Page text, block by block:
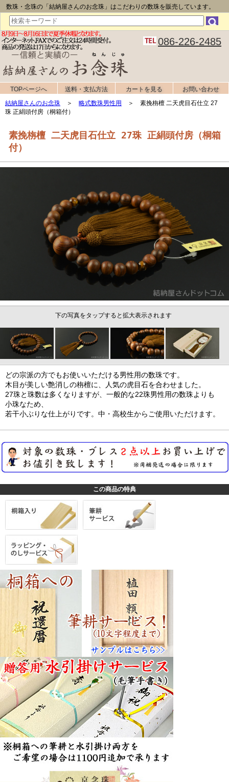
数珠・念珠の「結納屋さんのお念珠」はこだわりの数珠を販売しています。
086-226-2485
TOPページへ 送料・支払方法 カートを見る
お問い合わせ
結納屋さんのお念珠 ＞ 略式数珠男性用
＞ 素挽栴檀 二天虎目石仕立 27
珠 正絹頭付房（桐箱付）
素挽栴檀 二天虎目石仕立 27珠 正絹頭付房（桐箱
付）
下の写真をタップすると拡大表示されます
どの宗派の方でもお使いいただける男性用の数珠です。
木目が美しい艶消しの栴檀に、人気の虎目石を合わせました。
27珠と珠数は多くなりますが、一般的な22珠男性用の数珠よりも
小珠なため、
若干小ぶりな仕上がりです。中・高校生からご使用いただけます。
この商品の特典